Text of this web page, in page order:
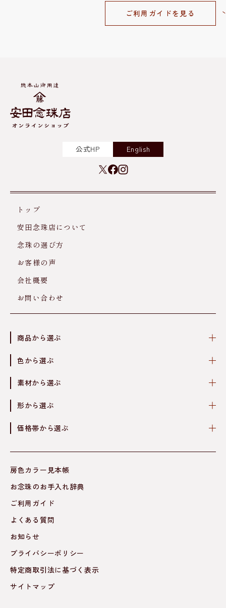
ご利用ガイドを見る
公式HP English
トップ
安田念珠店について
念珠の選び方
お客様の声
会社概要
お問い合わせ
商品から選ぶ
色から選ぶ
素材から選ぶ
形から選ぶ
価格帯から選ぶ
房色カラー見本帳
お念珠のお手入れ辞典
ご利用ガイド
よくある質問
お知らせ
プライバシーポリシー
特定商取引法に基づく表示
サイトマップ